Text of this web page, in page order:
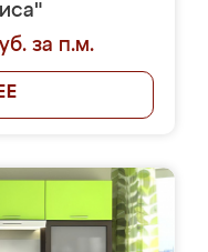
за п.м.